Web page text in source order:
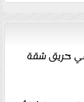
حريق شقة